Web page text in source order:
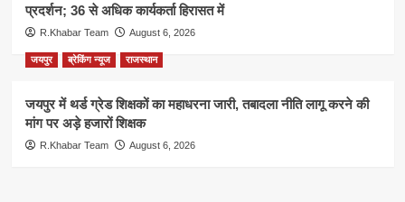
प्रदर्शन; 36 से अधिक कार्यकर्ता हिरासत में
R.Khabar Team August 6, 2026
जयपुर ब्रेकिंग न्यूज राजस्थान
जयपुर में थर्ड ग्रेड शिक्षकों का महाधरना जारी, तबादला नीति लागू करने की
मांग पर अड़े हजारों शिक्षक
R.Khabar Team August 6, 2026